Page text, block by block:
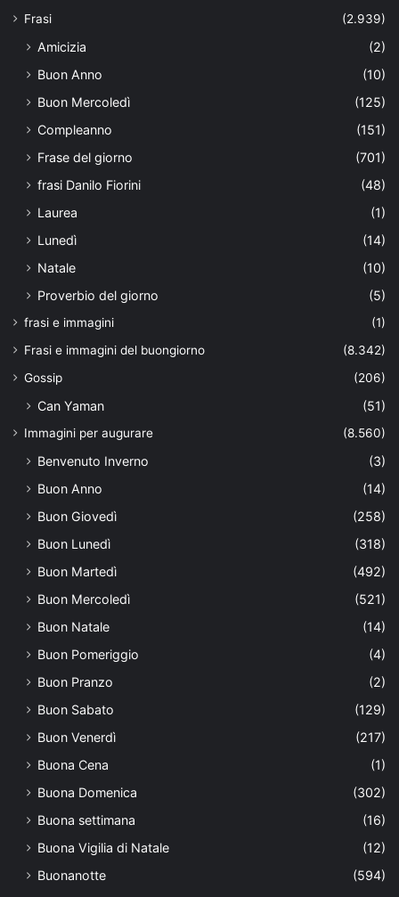
Frasi
(2.939)
Amicizia
(2)
Buon Anno
(10)
Buon Mercoledì
(125)
Compleanno
(151)
Frase del giorno
(701)
frasi Danilo Fiorini
(48)
Laurea
(1)
Lunedì
(14)
Natale
(10)
Proverbio del giorno
(5)
frasi e immagini
(1)
Frasi e immagini del buongiorno
(8.342)
Gossip
(206)
Can Yaman (51)
Immagini per augurare (8.560)
Benvenuto Inverno
(3)
Buon Anno
(14)
Buon Giovedì
(258)
Buon Lunedì
(318)
Buon Martedì
(492)
Buon Mercoledì
(521)
Buon Natale
(14)
Buon Pomeriggio
(4)
Buon Pranzo
(2)
Buon Sabato
(129)
Buon Venerdì
(217)
Buona Cena
(1)
Buona Domenica
(302)
Buona settimana
(16)
Buona Vigilia di Natale
(12)
Buonanotte
(594)